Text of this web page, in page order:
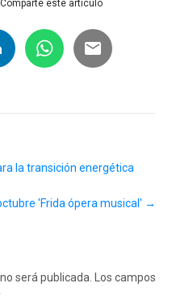
este artículo
la transición energética
'Frida ópera musical' →
será publicada.
Los campos